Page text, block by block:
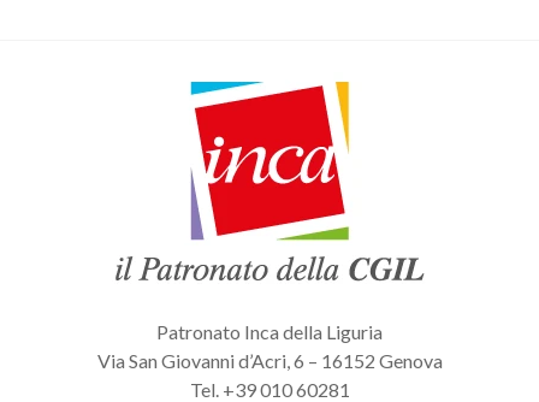
Patronato Inca della Liguria
Via San Giovanni d’Acri, 6 – 16152 Genova
Tel. +39 010 60281